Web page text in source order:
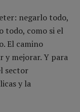
negarlo todo,
todo, como si el
El camino
y mejorar. Y para
sector
y la